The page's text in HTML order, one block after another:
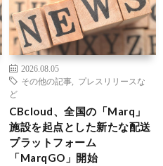
2026.08.05
その他の記事
プレスリリースな
ど
CBcloud、全国の「Marq」
施設を起点とした新たな配送
プラットフォーム
「MarqGO」開始